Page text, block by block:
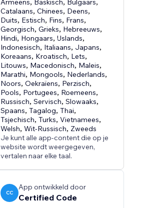
Armeens, Baskisch, Bulgaars,
Catalaans,Chinees, Deens,
Duits, Estisch, Fins, Frans,
Georgisch,Grieks, Hebreeuws,
Hindi, Hongaars,IJslands,
Indonesisch, Italiaans, Japans,
Koreaans, Kroatisch, Lets,
Litouws, Macedonisch, Maleis,
Marathi, Mongools, Nederlands,
Noors,Oekraïens, Perzisch,
Pools, Portugees, Roemeens,
Russisch,Servisch,Slowaaks,
Spaans,Tagalog,Thai,
Tsjechisch,Turks,Vietnamees,
Welsh,Wit-Russisch, Zweeds
Je kunt alle app-content die op je
website wordt weergegeven,
vertalen naar elke taal.
CC
App ontwikkeld door
Certified Code